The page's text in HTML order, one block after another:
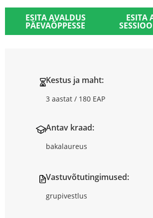
ESITA AVALDUS
PÄEVAÕPPESSE
ESITA
Kestus ja maht:
3 aastat / 180 EAP
Antav kraad:
bakalaureus
Vastuvõtutingimused:
grupivestlus